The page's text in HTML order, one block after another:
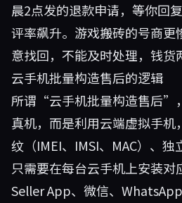
晨2点发的退款申请，等你回
评率飙升。游戏搬砖的号商更
意找回，不能及时处理，钱货
云手机批量构造售后的逻辑
所谓“云手机批量构造售后”
真机，而是利用云端虚拟手机
纹（IMEI、IMSI、MAC）、
只需要在每台云手机上安装对
Seller App、微信、